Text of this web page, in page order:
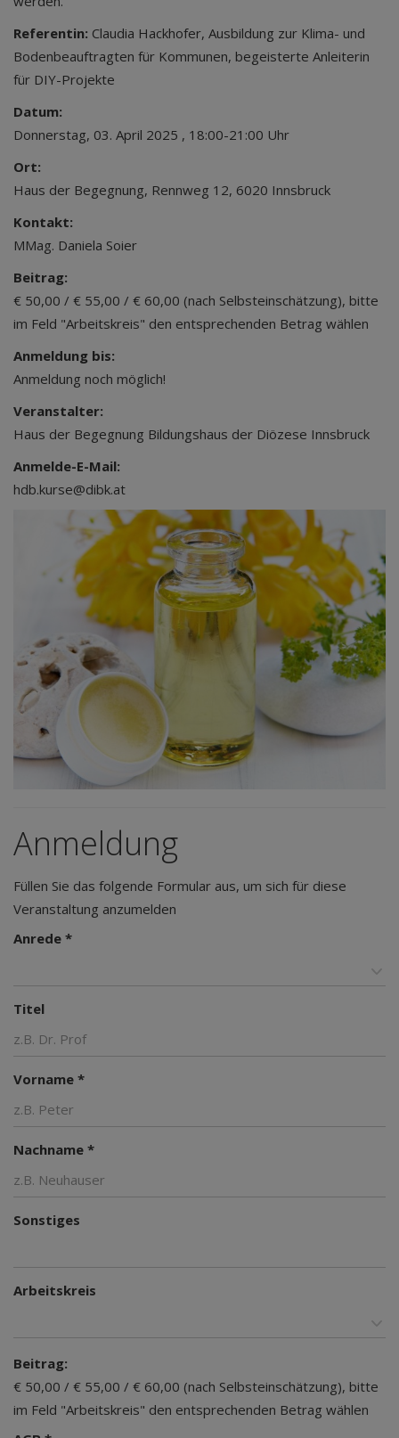
Referentin: Claudia Hackhofer, Ausbildung zur Klima- und
Bodenbeauftragten für Kommunen, begeisterte Anleiterin
für DIY-Projekte
Datum:
Donnerstag, 03. April 2025 , 18:00-21:00 Uhr
Ort:
Haus der Begegnung, Rennweg 12, 6020 Innsbruck
Kontakt:
MMag. Daniela Soier
Beitrag:
€ 50,00 / € 55,00 / € 60,00 (nach Selbsteinschätzung), bitte
im Feld "Arbeitskreis" den entsprechenden Betrag wählen
Anmeldung bis:
Anmeldung noch möglich!
Veranstalter:
Haus der Begegnung Bildungshaus der Diözese Innsbruck
Anmelde-E-Mail:
hdb.kurse@dibk.at
Anmeldung
Füllen Sie das folgende Formular aus, um sich für diese
Veranstaltung anzumelden
Anrede *
Titel
Vorname *
Nachname *
Sonstiges
Arbeitskreis
Beitrag:
€ 50,00 / € 55,00 / € 60,00 (nach Selbsteinschätzung), bitte
im Feld "Arbeitskreis" den entsprechenden Betrag wählen